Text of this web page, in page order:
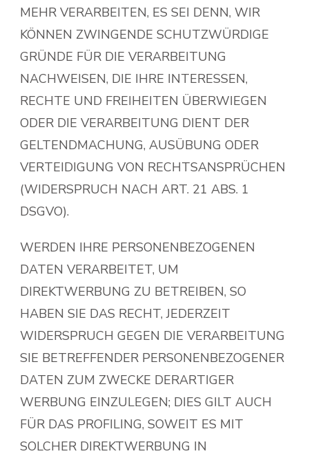
MEHR VERARBEITEN, ES SEI DENN, WIR
KÖNNEN ZWINGENDE SCHUTZWÜRDIGE
GRÜNDE FÜR DIE VERARBEITUNG
NACHWEISEN, DIE IHRE INTERESSEN,
RECHTE UND FREIHEITEN ÜBERWIEGEN
ODER DIE VERARBEITUNG DIENT DER
GELTENDMACHUNG, AUSÜBUNG ODER
VERTEIDIGUNG VON RECHTSANSPRÜCHEN
(WIDERSPRUCH NACH ART. 21 ABS. 1
DSGVO).
WERDEN IHRE PERSONENBEZOGENEN
DATEN VERARBEITET, UM
DIREKTWERBUNG ZU BETREIBEN, SO
HABEN SIE DAS RECHT, JEDERZEIT
WIDERSPRUCH GEGEN DIE VERARBEITUNG
SIE BETREFFENDER PERSONENBEZOGENER
DATEN ZUM ZWECKE DERARTIGER
WERBUNG EINZULEGEN; DIES GILT AUCH
FÜR DAS PROFILING, SOWEIT ES MIT
SOLCHER DIREKTWERBUNG IN